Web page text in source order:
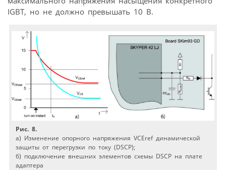
IGBT, но не должно превышать 10 В.
Рис. 8.
а) Изменение опорного напряжения VCEref динамической
защиты от перегрузки по току (DSCP);
б) подключение внешних элементов схемы DSCP на плате
адаптера